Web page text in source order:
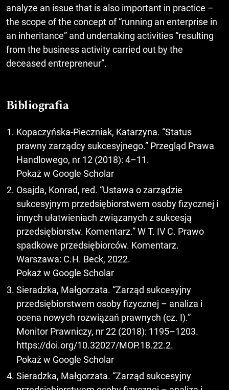
analyze an issue that is also important in practice –
the scope of the concept of “running an enterprise in
an inheritance” and undertaking activities “resulting
from the business activity carried out by the
deceased entrepreneur”.
Bibliografia
Kopaczyńska-Pieczniak, Katarzyna. “Status
prawny zarządcy sukcesyjnego.” Przegląd Prawa
Handlowego, nr 12 (2018): 4–11.
Pokaż w Google Scholar
Osajda, Konrad, red. “Ustawa o zarządzie
sukcesyjnym przedsiębiorstwem osoby fizycznej i
innych ułatwieniach związanych z sukcesją
przedsiębiorstw. Komentarz.” W T. IV C. Prawo
spadkowe przedsiębiorców. Komentarz.
Warszawa: C.H. Beck, 2022.
Pokaż w Google Scholar
Sieradzka, Małgorzata. “Zarząd sukcesyjny
przedsiębiorstwem osoby fizycznej – analiza i
ocena nowych rozwiązań prawnych (cz. I).”
Monitor Prawniczy, nr 22 (2018): 1195–1203.
https://doi.org/10.32027/MOP.18.22.2.
Pokaż w Google Scholar
Sieradzka, Małgorzata. “Zarząd sukcesyjny